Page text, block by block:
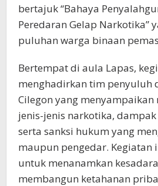
bertajuk “Bahaya
Peredaran Gelap Narkotika”
puluhan warga binaan
Bertempat di aula Lapas,
menghadirkan tim penyuluh
Cilegon yang
jenis-jenis narkotika,
serta sanksi hukum yang
maupun pengedar.
untuk menanamkan
membangun ketahanan